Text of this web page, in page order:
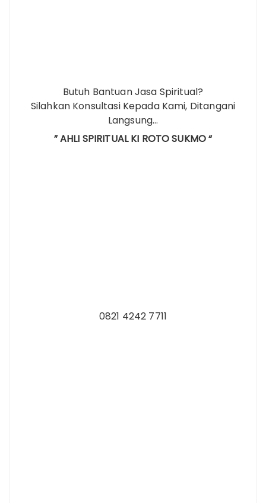
Butuh Bantuan Jasa Spiritual?
Silahkan Konsultasi Kepada Kami, Ditangani
Langsung…
” AHLI SPIRITUAL KI ROTO SUKMO “
0821 4242 7711